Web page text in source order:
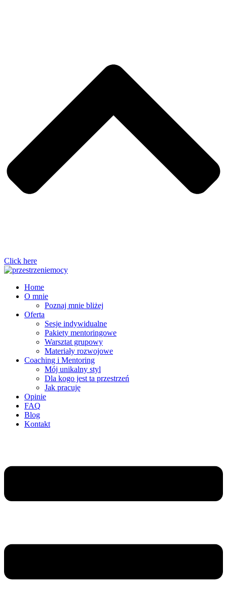
Click here
Home
O mnie
Poznaj mnie bliżej
Oferta
Sesje indywidualne
Pakiety mentoringowe
Warsztat grupowy
Materiały rozwojowe
Coaching i Mentoring
Mój unikalny styl
Dla kogo jest ta przestrzeń
Jak pracuję
Opinie
FAQ
Blog
Kontakt